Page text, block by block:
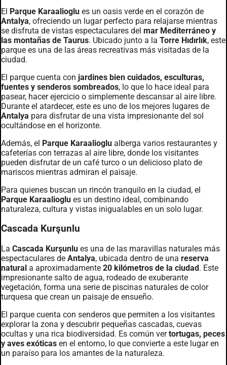
El Parque Karaalioglu es un oasis verde en el corazón de
Antalya, ofreciendo un lugar perfecto para relajarse mientras
se disfruta de vistas espectaculares del mar Mediterráneo y
las montañas de Taurus. Ubicado junto a la Torre Hıdırlık, este
parque es una de las áreas recreativas más visitadas de la
ciudad.
El parque cuenta con jardines bien cuidados, esculturas,
fuentes y senderos sombreados, lo que lo hace ideal para
pasear, hacer ejercicio o simplemente descansar al aire libre.
Durante el atardecer, este es uno de los mejores lugares de
Antalya para disfrutar de una vista impresionante del sol
ocultándose en el horizonte.
Además, el Parque Karaalioglu alberga varios restaurantes y
cafeterías con terrazas al aire libre, donde los visitantes
pueden disfrutar de un café turco o un delicioso plato de
mariscos mientras admiran el paisaje.
Para quienes buscan un rincón tranquilo en la ciudad, el
Parque Karaalioglu es un destino ideal, combinando
naturaleza, cultura y vistas inigualables en un solo lugar.
Cascada Kurşunlu
La Cascada Kurşunlu es una de las maravillas naturales más
espectaculares de Antalya, ubicada dentro de una reserva
natural a aproximadamente 20 kilómetros de la ciudad. Este
impresionante salto de agua, rodeado de exuberante
vegetación, forma una serie de piscinas naturales de color
turquesa que crean un paisaje de ensueño.
El parque cuenta con senderos que permiten a los visitantes
explorar la zona y descubrir pequeñas cascadas, cuevas
ocultas y una rica biodiversidad. Es común vertortugas, peces
y aves exóticas en el entorno, lo que convierte a este lugar en
un paraíso para los amantes de la naturaleza.